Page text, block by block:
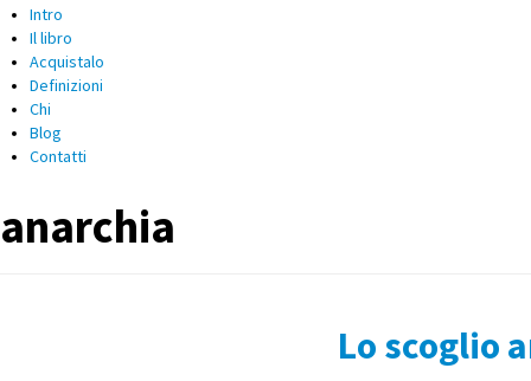
Intro
Il libro
Acquistalo
Definizioni
Chi
Blog
Contatti
anarchia
Lo scoglio